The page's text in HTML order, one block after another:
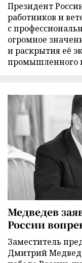
Президент
работников и
с
огромное
и раскрытия её
промышленного
Медведев
России
Заместитель
Дмитрий